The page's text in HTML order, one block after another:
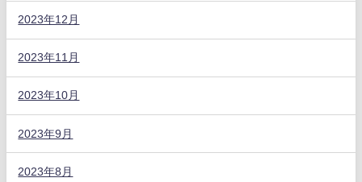
2023年12月
2023年11月
2023年10月
2023年9月
2023年8月